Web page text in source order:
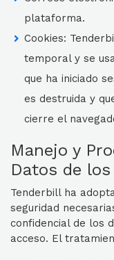
plataforma.
Cookies:
temporal y se
que ha iniciado
es destruida y
cierre el
Manejo y
Datos de
Tenderbill ha
seguridad
confidencial de los
acceso. El